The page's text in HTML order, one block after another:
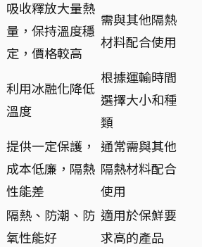
吸收釋放大量熱
量，保持溫度穩
定，價格較高
需與其他隔熱
材料配合使用
利用冰融化降低
溫度
根據運輸時間
選擇大小和種
類
提供一定保護，
成本低廉，隔熱
性能差
通常需與其他
隔熱材料配合
使用
隔熱、防潮、防
氧性能好
適用於保鮮要
求高的產品